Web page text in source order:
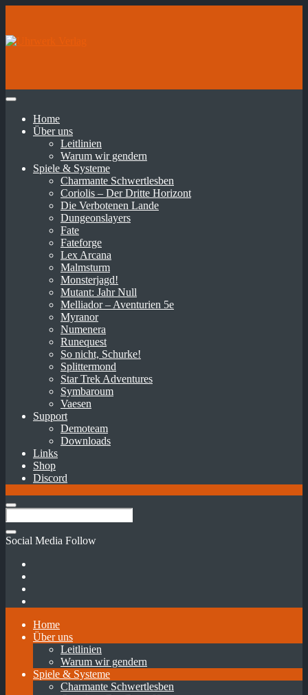
Home
Über uns
Leitlinien
Warum wir gendern
Spiele & Systeme
Charmante Schwertlesben
Coriolis – Der Dritte Horizont
Die Verbotenen Lande
Dungeonslayers
Fate
Fateforge
Lex Arcana
Malmsturm
Monsterjagd!
Mutant: Jahr Null
Melliador – Aventurien 5e
Myranor
Numenera
Runequest
So nicht, Schurke!
Splittermond
Star Trek Adventures
Symbaroum
Vaesen
Support
Demoteam
Downloads
Links
Shop
Discord
Social Media Follow
Home
Über uns
Leitlinien
Warum wir gendern
Spiele & Systeme
Charmante Schwertlesben